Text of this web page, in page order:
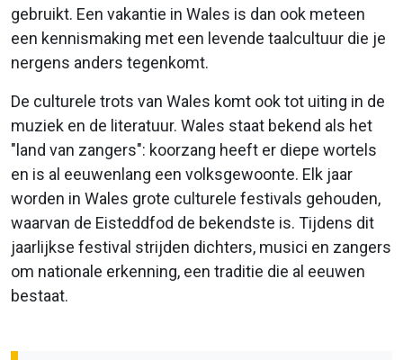
gebruikt. Een vakantie in Wales is dan ook meteen
een kennismaking met een levende taalcultuur die je
nergens anders tegenkomt.
De culturele trots van Wales komt ook tot uiting in de
muziek en de literatuur. Wales staat bekend als het
"land van zangers": koorzang heeft er diepe wortels
en is al eeuwenlang een volksgewoonte. Elk jaar
worden in Wales grote culturele festivals gehouden,
waarvan de Eisteddfod de bekendste is. Tijdens dit
jaarlijkse festival strijden dichters, musici en zangers
om nationale erkenning, een traditie die al eeuwen
bestaat.